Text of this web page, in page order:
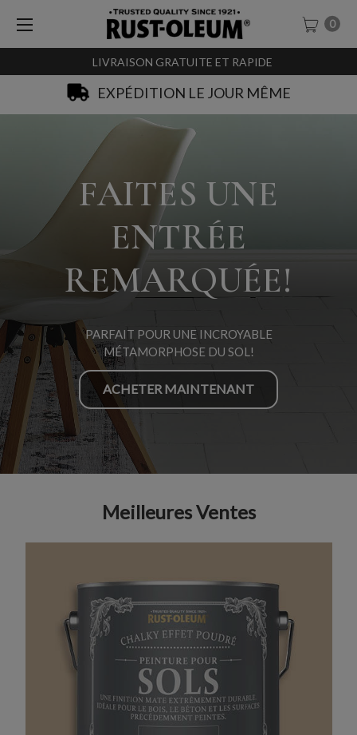
LIVRAISON GRATUITE ET RAPIDE
0
SACHET-TESTEURS À 0,99€
FAITES UNE
ENTRÉE
REMARQUÉE!
PARFAIT POUR UNE INCROYABLE
MÉTAMORPHOSE DU SOL!
ACHETER MAINTENANT
Meilleures Ventes